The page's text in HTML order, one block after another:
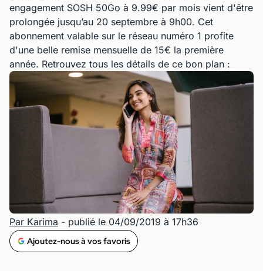
engagement SOSH 50Go à 9.99€ par mois vient d'être
prolongée jusqu’au 20 septembre à 9h00. Cet
abonnement valable sur le réseau numéro 1 profite
d'une belle remise mensuelle de 15€ la première
année. Retrouvez tous les détails de ce bon plan :
Par Karima - publié le 04/09/2019 à 17h36
Ajoutez-nous à vos favoris